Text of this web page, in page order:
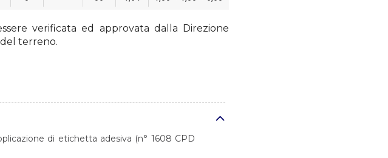
verificata ed approvata dalla Direzione
terreno.
di etichetta adesiva (n° 1608 CPD